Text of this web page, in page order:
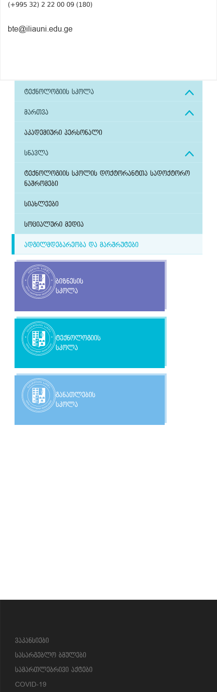
(+995 32) 2 22 00 09 (180)
bte@iliauni.edu.ge
ტექნოლოგიის სკოლა
მართვა
აკადემიური პერსონალი
სწავლა
ტექნოლოგიის სკოლის დოქტორანტთა სადოქტორო
ნაშრომები
სიახლეები
სოციალური მედია
ადგილმდებარეობა და მარშრუტები
ბიზნესის
სკოლა
ტექნოლოგიის
სკოლა
განათლების
სკოლა
ვაკანსიები
სასარგებლო ბმულები
სამართლებრივი აქტები
COVID-19